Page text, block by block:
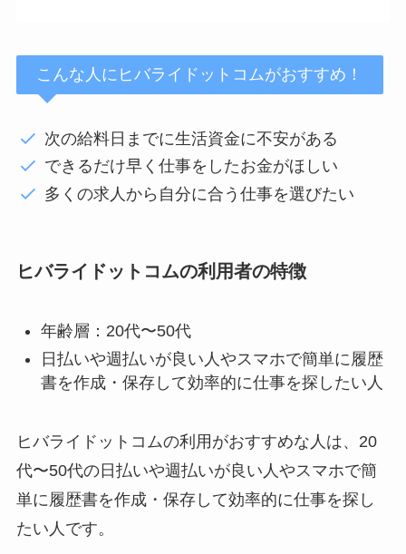
こんな人にヒバライドットコムがおすすめ！
次の給料日までに生活資金に不安がある
できるだけ早く仕事をしたお金がほしい
多くの求人から自分に合う仕事を選びたい
ヒバライドットコムの利用者の特徴
年齢層：20代〜50代
日払いや週払いが良い人やスマホで簡単に履歴
書を作成・保存して効率的に仕事を探したい人
ヒバライドットコムの利用がおすすめな人は、20
代〜50代の日払いや週払いが良い人やスマホで簡
単に履歴書を作成・保存して効率的に仕事を探し
たい人です。